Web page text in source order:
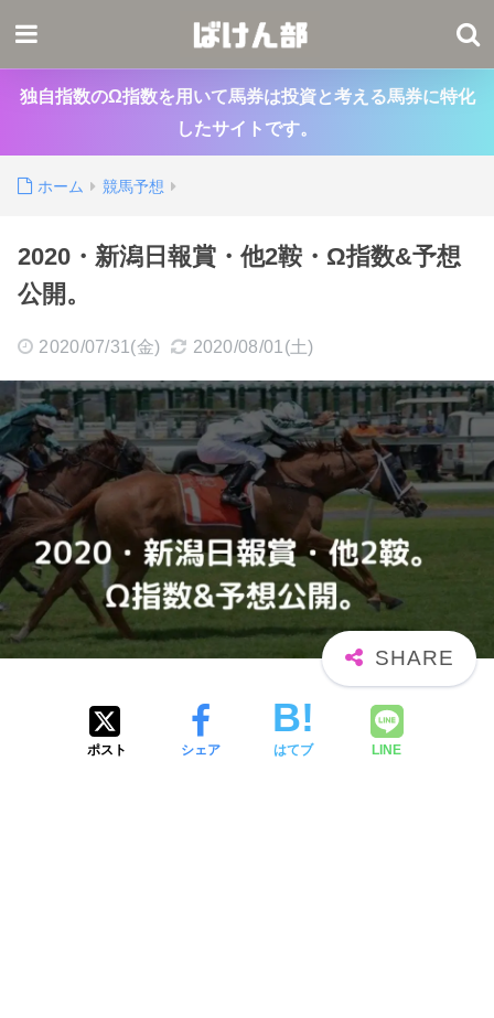
独自指数のΩ指数を用いて馬券は投資と考える馬券に特化
したサイトです。
ホーム 競馬予想
2020・新潟日報賞・他2鞍・Ω指数&予想
公開。
2020/07/31(金) 2020/08/01(土)
ポスト シェア はてブ LINE